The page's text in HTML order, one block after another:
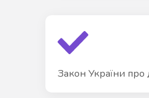
Закон України